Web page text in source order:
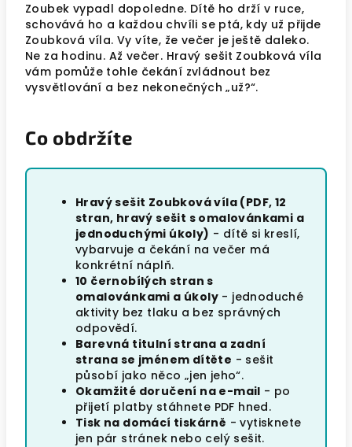
Zoubek vypadl dopoledne. Dítě ho drží v ruce,
schovává ho a každou chvíli se ptá, kdy už přijde
Zoubková víla. Vy víte, že večer je ještě daleko.
Ne za hodinu. Až večer. Hravý sešit Zoubková víla
vám pomůže tohle čekání zvládnout bez
vysvětlování a bez nekonečných „už?“.
Co obdržíte
Hravý sešit Zoubková víla (PDF, 12
stran, hravý sešit s omalovánkami a
jednoduchými úkoly) - dítě si kreslí,
vybarvuje a čekání na večer má
konkrétní náplň.
10 černobílých stran s
omalovánkami a úkoly - jednoduché
aktivity bez tlaku a bez správných
odpovědí.
Barevná titulní strana a zadní
strana se jménem dítěte - sešit
působí jako něco „jen jeho“.
Okamžité doručení na e-mail - po
přijetí platby stáhnete PDF hned.
Tisk na domácí tiskárně - vytisknete
jen pár stránek nebo celý sešit.